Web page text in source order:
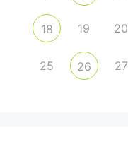
18 19 20
25 26 27